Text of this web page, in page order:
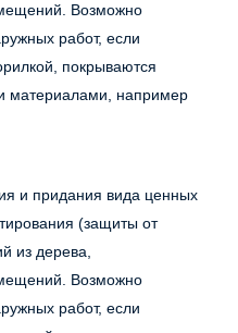
Возможно
работ, если
покрываются
материалами, например
и придания вида ценных
(защиты от
из дерева,
Возможно
работ, если